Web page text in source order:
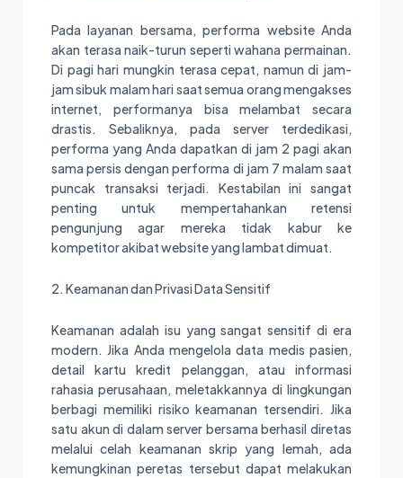
Pada layanan bersama, performa website Anda
akan terasa naik-turun seperti wahana permainan.
Di pagi hari mungkin terasa cepat, namun di jam-
jam sibuk malam hari saat semua orang mengakses
internet, performanya bisa melambat secara
drastis. Sebaliknya, pada server terdedikasi,
performa yang Anda dapatkan di jam 2 pagi akan
sama persis dengan performa di jam 7 malam saat
puncak transaksi terjadi. Kestabilan ini sangat
penting untuk mempertahankan retensi
pengunjung agar mereka tidak kabur ke
kompetitor akibat website yang lambat dimuat.
2. Keamanan dan Privasi Data Sensitif
Keamanan adalah isu yang sangat sensitif di era
modern. Jika Anda mengelola data medis pasien,
detail kartu kredit pelanggan, atau informasi
rahasia perusahaan, meletakkannya di lingkungan
berbagi memiliki risiko keamanan tersendiri. Jika
satu akun di dalam server bersama berhasil diretas
melalui celah keamanan skrip yang lemah, ada
kemungkinan peretas tersebut dapat melakukan